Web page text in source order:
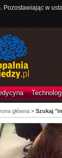
Pozostawiając w
główna> Szukaj